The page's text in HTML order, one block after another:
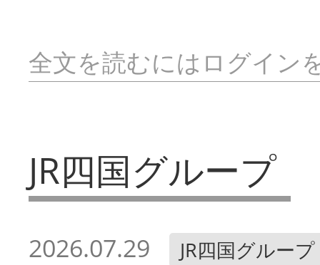
全文を読むにはログイン
JR四国グループ
2026.07.29 JR四国グループ